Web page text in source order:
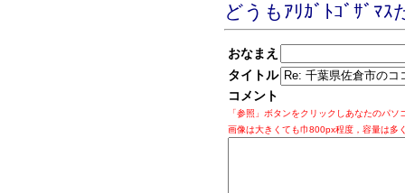
どうもｱﾘｶﾞﾄｺﾞｻﾞﾏｽ
おなまえ
タイトル
コメント
「参照」ボタンをクリックしあなたのパ
画像は大きくても巾800px程度，容量は多